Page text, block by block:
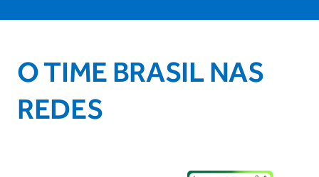
O TIME BRASIL NAS
REDES